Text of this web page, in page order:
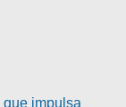
impulsa